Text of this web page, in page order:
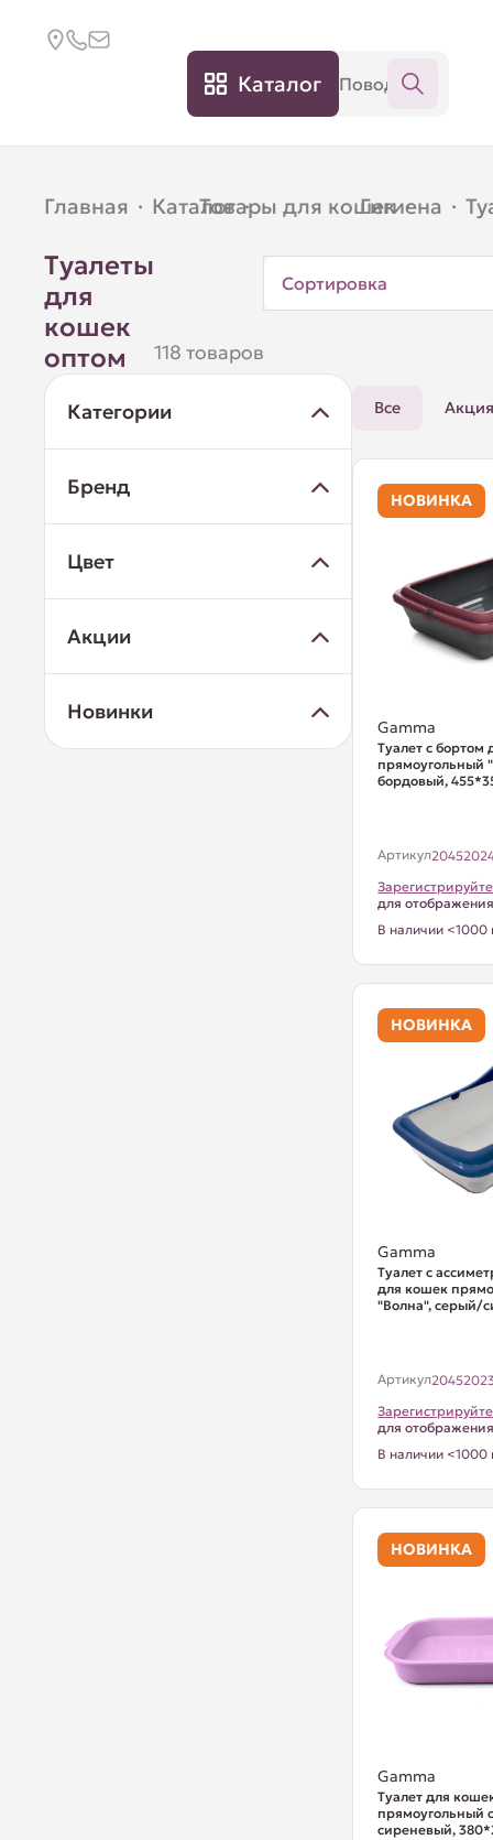
Каталог
Главная · Каталог ·
Товары для кошек ·
Гигиена ·
Туалеты
для
кошек
оптом
118 товаров
Сортировка
Категории
Бренд
Цвет
Акции
Новинки
Все
НОВИНКА
Gamma
Туалет с бортом
прямоугольный
бордовый,
Артикул
для
В наличии <1000
НОВИНКА
Gamma
Туалет с
для кошек
"Волна", серый/
Артикул
для
В наличии <1000
НОВИНКА
Gamma
Туалет для
прямоугольный
сиреневый,